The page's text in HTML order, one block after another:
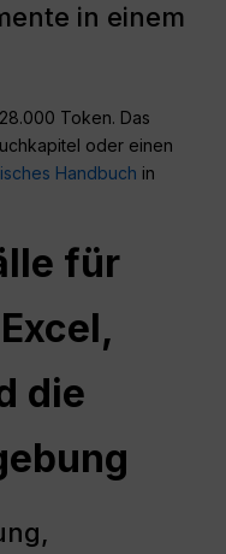
in einem
Token. Das
oder einen
Handbuch in
für
die